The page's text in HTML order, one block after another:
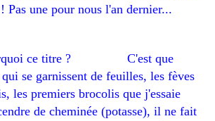
Pas une pour nous l'an dernier...
ce titre ? C'est que
se garnissent de feuilles, les fèves
les premiers brocolis que j'essaie
de cheminée (potasse), il ne fait